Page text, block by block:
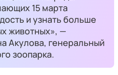
15 марта
и узнать больше
животных», —
Акулова, генеральный
зоопарка.